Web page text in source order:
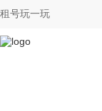
租号玩一玩